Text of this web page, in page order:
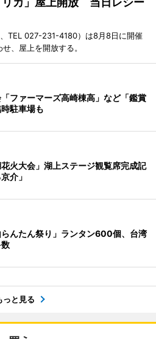
、TEL 027-231-4180）は8月8日に開催
、屋上を開放する。
ファーマーズ高崎棟高」など「鑑賞
駐車場も
火大会」湖上ステージ観覧席完成記
介」
んたん祭り」ランタン600個、台湾
っと見る